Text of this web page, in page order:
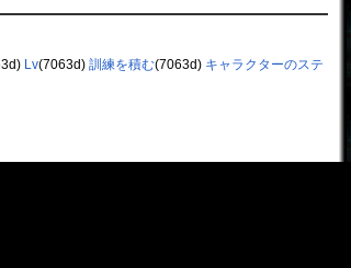
Lv(7063d) 訓練を積む(7063d) キャラクターのステ